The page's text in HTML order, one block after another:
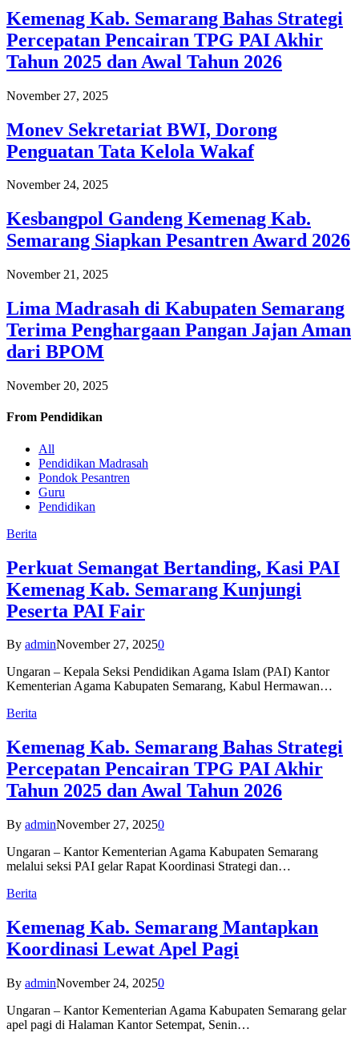
Kemenag Kab. Semarang Bahas Strategi
Percepatan Pencairan TPG PAI Akhir
Tahun 2025 dan Awal Tahun 2026
November 27, 2025
Monev Sekretariat BWI, Dorong
Penguatan Tata Kelola Wakaf
November 24, 2025
Kesbangpol Gandeng Kemenag Kab.
Semarang Siapkan Pesantren Award 2026
November 21, 2025
Lima Madrasah di Kabupaten Semarang
Terima Penghargaan Pangan Jajan Aman
dari BPOM
November 20, 2025
From Pendidikan
All
Pendidikan Madrasah
Pondok Pesantren
Guru
Pendidikan
Berita
Perkuat Semangat Bertanding, Kasi PAI
Kemenag Kab. Semarang Kunjungi
Peserta PAI Fair
By adminNovember 27, 20250
Ungaran – Kepala Seksi Pendidikan Agama Islam (PAI) Kantor
Kementerian Agama Kabupaten Semarang, Kabul Hermawan…
Berita
Kemenag Kab. Semarang Bahas Strategi
Percepatan Pencairan TPG PAI Akhir
Tahun 2025 dan Awal Tahun 2026
By adminNovember 27, 20250
Ungaran – Kantor Kementerian Agama Kabupaten Semarang
melalui seksi PAI gelar Rapat Koordinasi Strategi dan…
Berita
Kemenag Kab. Semarang Mantapkan
Koordinasi Lewat Apel Pagi
By adminNovember 24, 20250
Ungaran – Kantor Kementerian Agama Kabupaten Semarang gelar
apel pagi di Halaman Kantor Setempat, Senin…